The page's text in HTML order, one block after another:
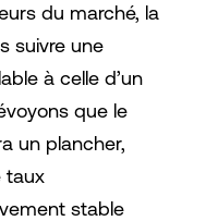
du marché, la
suivre une
à celle d’un
que le
un plancher,
taux
stable